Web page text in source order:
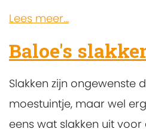
Lees meer...
Baloe's
Slakken zijn ongewenste
moestuintje, maar wel
eens wat slakken uit